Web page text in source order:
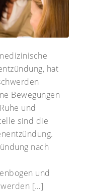
hat
Bewegungen
und
sind die
nach
und
[…]